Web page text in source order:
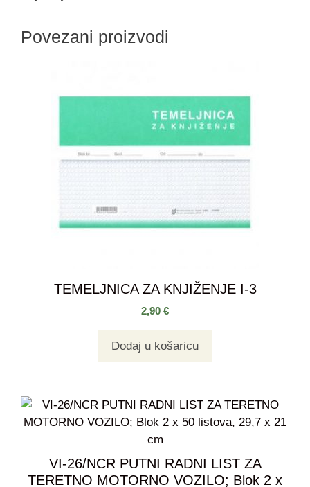
Povezani proizvodi
TEMELJNICA ZA KNJIŽENJE I-3
2,90 €
Dodaj u košaricu
VI-26/NCR PUTNI RADNI LIST ZA
TERETNO MOTORNO VOZILO; Blok 2 x